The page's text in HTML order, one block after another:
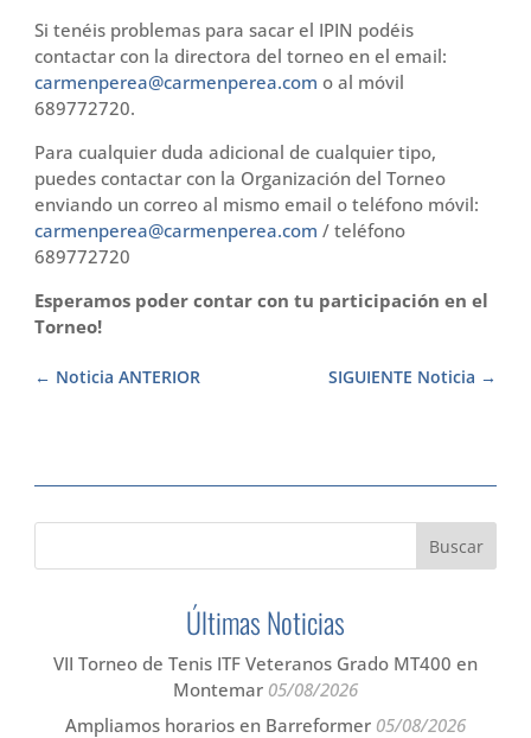
Si tenéis problemas para sacar el IPIN podéis
contactar con la directora del torneo en el email:
carmenperea@carmenperea.com o al móvil
689772720.
Para cualquier duda adicional de cualquier tipo,
puedes contactar con la Organización del Torneo
enviando un correo al mismo email o teléfono móvil:
carmenperea@carmenperea.com / teléfono
689772720
Esperamos poder contar con tu participación en el
Torneo!
SIGUIENTE Noticia
Noticia ANTERIOR
Últimas Noticias
VII Torneo de Tenis ITF Veteranos Grado MT400 en
Montemar 05/08/2026
Ampliamos horarios en Barreformer 05/08/2026